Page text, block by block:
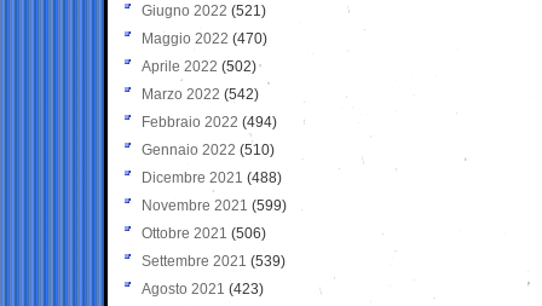
Giugno 2022 (521)
Maggio 2022 (470)
Aprile 2022 (502)
Marzo 2022 (542)
Febbraio 2022 (494)
Gennaio 2022 (510)
Dicembre 2021 (488)
Novembre 2021 (599)
Ottobre 2021 (506)
Settembre 2021 (539)
Agosto 2021 (423)